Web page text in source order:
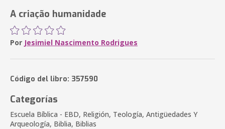
A criação humanidade
Por Jesimiel Nascimento Rodrigues
Código del libro: 357590
Categorías
Escuela Bíblica - EBD, Religión, Teología, Antigüedades Y
Arqueología, Biblia, Biblias